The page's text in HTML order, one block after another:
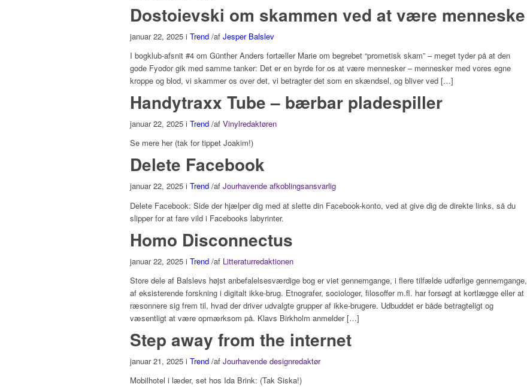
Dostoievski om skammen ved at være menneske
januar 22, 2025 i Trend /af Jesper Balslev
I bogklub-afsnit #4 om Günther Anders fortæller Marie om begrebet “prometisk skam” – meget tyder på at den
gode Fyodor gik med samme tanker: Det er en byrde for os at være mennesker – mennesker med vores egne
kroppe og blod, vi skammer os over det, vi betragter det som en skændsel, og bliver ved […]
Handytraxx Tube – bærbar pladespiller
januar 22, 2025 i Trend /af Vinylredaktøren
Se mere her (tak for tippet Joakim!)
Delete Facebook
januar 22, 2025 i Trend /af Jourhavende afkoblingsansvarlig
Delete Facebook: Side der hjælper dig med at slette din Facebook-konto, ved at give dig de direkte links, så du
slipper for at fare vild i Facebooks labyrinter.
Homo Disconnectus
januar 22, 2025 i Trend /af Litteraturredaktionen
Store dele af Balslevs højst anbefalelsesværdige bog er viet gennemgange, i flere tilfælde udførlige gennemgange,
af eksisterende forskning i digitalt ikke-brug. Etnografer, sociologer, filosoffer m.fl. har forsøgt at kortlægge eller at
ræsonnere sig frem til, hvad der driver udvalgte grupper af ikke-brugere. Udbuddet er både betragteligt og
væsentligt at være opmærksom på. Klavs Birkholm anmelder […]
Step away from the internet
januar 21, 2025 i Trend /af Jourhavende designredaktør
Mobilhotel i læder, set hos Ida Brink: (Tak Siska!)